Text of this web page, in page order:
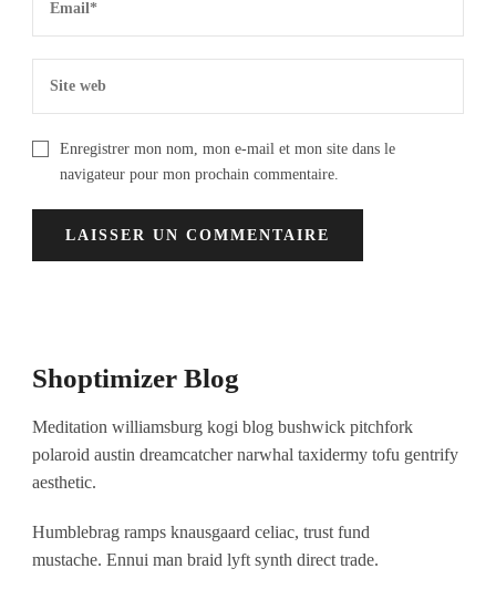
Enregistrer mon nom, mon e-mail et mon site dans le
navigateur pour mon prochain commentaire.
Shoptimizer Blog
Meditation williamsburg kogi blog bushwick pitchfork
polaroid austin dreamcatcher narwhal taxidermy tofu gentrify
aesthetic.
Humblebrag ramps knausgaard celiac, trust fund
mustache. Ennui man braid lyft synth direct trade.